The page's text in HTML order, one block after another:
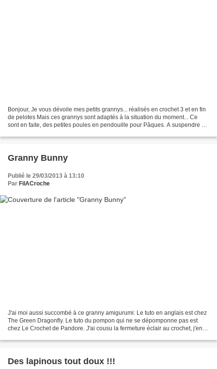
Bonjour, Je vous dévoile mes petits grannys... réalisés en crochet 3 et en fin
de pelotes Mais ces grannys sont adaptés à la situation du moment... Ce
sont en faite, des petites poules en pendouille pour Pâques. A suspendre à
Granny Bunny
Publié le 29/03/2013 à 13:10
Par FilACroche
J'ai moi aussi succombé à ce granny amigurumi: Le tuto en anglais est chez
The Green Dragonfly. Le tuto du pompon qui ne se dépomponne pas est
chez Le Crochet de Pandore. J'ai cousu la fermeture éclair au crochet, j'en ai
Des lapinous tout doux !!!